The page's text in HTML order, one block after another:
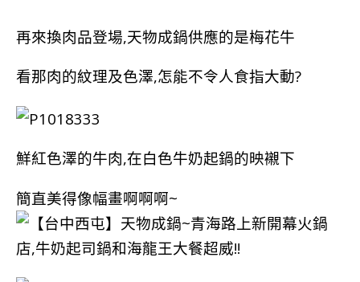
再來換肉品登場,天物成鍋供應的是梅花牛
看那肉的紋理及色澤,怎能不令人食指大動?
鮮紅色澤的牛肉,在白色牛奶起鍋的映襯下
簡直美得像幅畫啊啊啊~